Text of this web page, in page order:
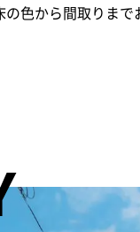
の色から間取りま